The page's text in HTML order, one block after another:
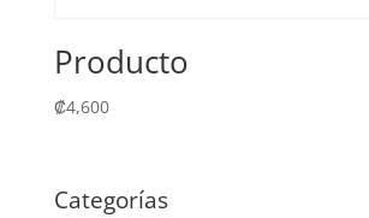
Producto
₡4,600
Categorías